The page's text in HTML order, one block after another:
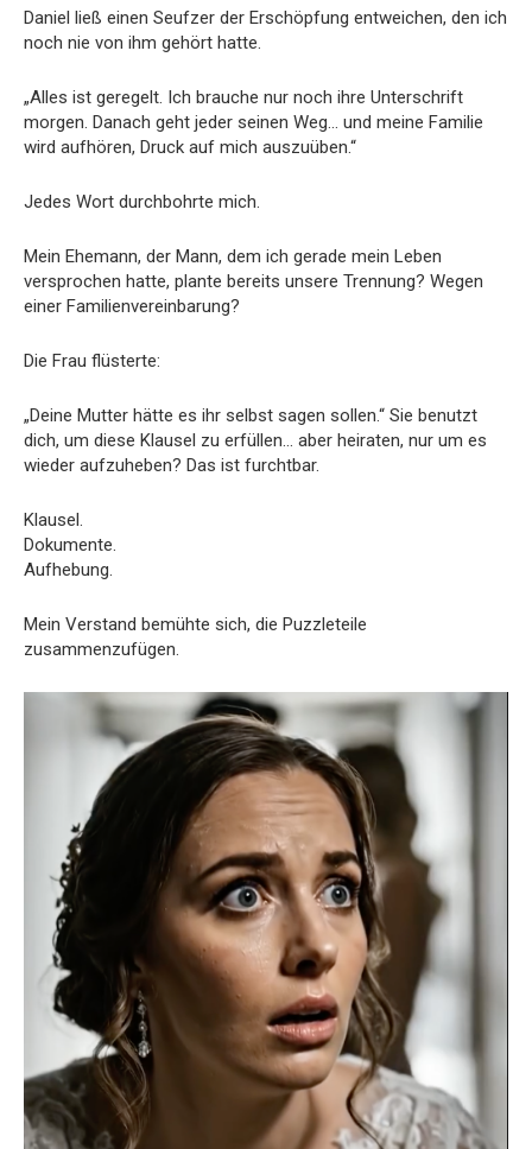
Daniel ließ einen Seufzer der Erschöpfung entweichen, den ich
noch nie von ihm gehört hatte.
„Alles ist geregelt. Ich brauche nur noch ihre Unterschrift
morgen. Danach geht jeder seinen Weg… und meine Familie
wird aufhören, Druck auf mich auszuüben.“
Jedes Wort durchbohrte mich.
Mein Ehemann, der Mann, dem ich gerade mein Leben
versprochen hatte, plante bereits unsere Trennung? Wegen
einer Familienvereinbarung?
Die Frau flüsterte:
„Deine Mutter hätte es ihr selbst sagen sollen.“ Sie benutzt
dich, um diese Klausel zu erfüllen… aber heiraten, nur um es
wieder aufzuheben? Das ist furchtbar.
Klausel.
Dokumente.
Aufhebung.
Mein Verstand bemühte sich, die Puzzleteile
zusammenzufügen.